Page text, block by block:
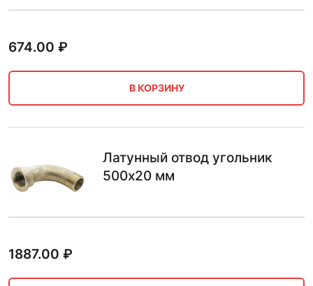
674.00 ₽
В КОРЗИНУ
Латунный отвод угольник
500х20 мм
1887.00 ₽